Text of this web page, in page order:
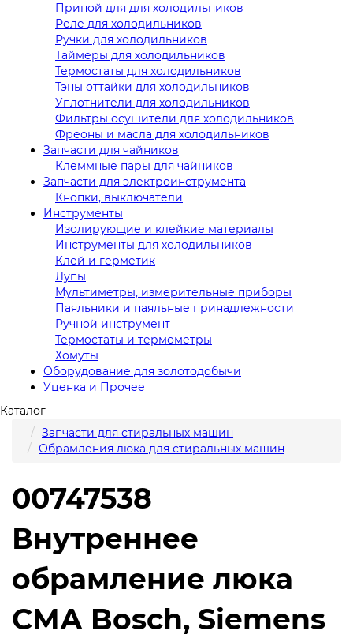
Припой для для холодильников
Реле для холодильников
Ручки для холодильников
Таймеры для холодильников
Термостаты для холодильников
Тэны оттайки для холодильников
Уплотнители для холодильников
Фильтры осушители для холодильников
Фреоны и масла для холодильников
Запчасти для чайников
Клеммные пары для чайников
Запчасти для электроинструмента
Кнопки, выключатели
Инструменты
Изолирующие и клейкие материалы
Инструменты для холодильников
Клей и герметик
Лупы
Мультиметры, измерительные приборы
Паяльники и паяльные принадлежности
Ручной инструмент
Термостаты и термометры
Хомуты
Оборудование для золотодобычи
Уценка и Прочее
Каталог
Запчасти для стиральных машин
Обрамления люка для стиральных машин
00747538
Внутреннее
обрамление люка
СМА Bosch, Siemens